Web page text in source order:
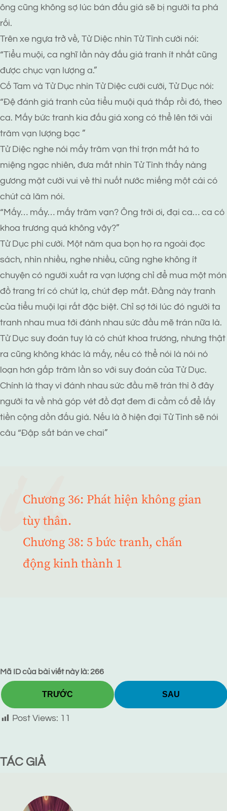
ông cũng không sợ lúc bán đấu giá sẽ bị người ta phá
rối.
Trên xe ngựa trở về, Tử Diệc nhìn Tử Tình cười nói:
“Tiểu muội, ca nghĩ lần này đấu giá tranh ít nhất cũng
được chục vạn lượng a.”
Cố Tam và Tử Dục nhìn Tử Diệc cười cười, Tử Dục nói:
“Đệ đánh giá tranh của tiểu muội quá thấp rồi đó, theo
ca. Mấy bức tranh kia đấu giá xong có thể lên tới vài
trăm vạn lượng bạc ”
Tử Diệc nghe nói mấy trăm vạn thì trợn mắt há to
miệng ngạc nhiên, đưa mắt nhìn Tử Tình thấy nàng
gương mặt cười vui vẻ thì nuốt nước miếng một cái có
chút cà lăm nói.
“Mấy… mấy… mấy trăm vạn? Ông trời ơi, đại ca… ca có
khoa trương quá không vậy?”
Tử Dục phì cười. Một năm qua bọn họ ra ngoài đọc
sách, nhìn nhiều, nghe nhiều, cũng nghe không ít
chuyện có người xuất ra vạn lượng chỉ để mua một món
đồ trang trí có chút lạ, chút đẹp mắt. Đằng này tranh
của tiểu muội lại rất đặc biệt. Chỉ sợ tới lúc đó người ta
tranh nhau mua tới đánh nhau sức đầu mẽ trán nữa là.
Tử Dục suy đoán tuy là có chút khoa trương, nhưng thật
ra cũng không khác là mấy, nếu có thể nói là nói nó
loạn hơn gấp trăm lần so với suy đoán của Tử Dục.
Chính là thay vì đánh nhau sức đầu mẽ trán thì ở đây
người ta về nhà góp vét đồ đạt đem đi cầm cố để lấy
tiền cộng dồn đấu giá. Nếu là ở hiện đại Tử Tình sẽ nói
câu “Đập sắt bán ve chai”
Chương 36: Phát hiện không gian
tùy thân.
Chương 38: 5 bức tranh, chấn
động kinh thành 1
Mã ID của bài viết này là: 266
TRƯỚC SAU
Post Views: 11
TÁC GIẢ